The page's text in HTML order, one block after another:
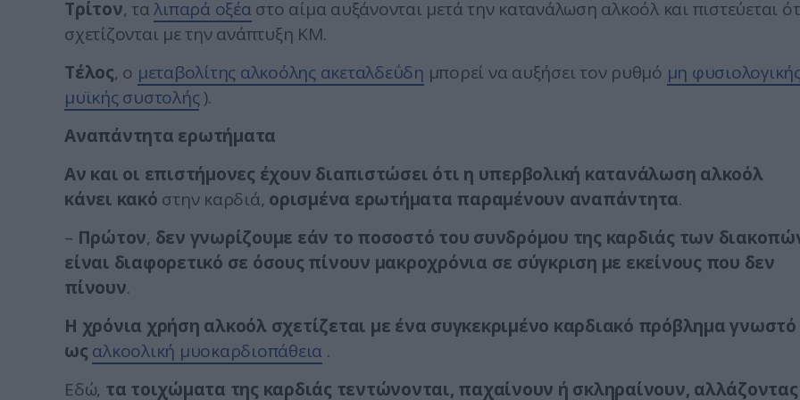
Τρίτον, ταλιπαρά οξέα στο αίμα αυξάνονται μετά την κατανάλωση αλκοόλ και πιστεύεται
σχετίζονται με την ανάπτυξη ΚΜ.
Τέλος, ο μεταβολίτης αλκοόλης ακεταλδεΰδη μπορεί να αυξήσει τον ρυθμό μη φυσιολογικής
μυϊκής συστολής ).
Αναπάντητα ερωτήματα
Αν και οι επιστήμονες έχουν διαπιστώσει ότι η υπερβολική κατανάλωση αλκοόλ
κάνει κακό στην καρδιά, ορισμένα ερωτήματα παραμένουν αναπάντητα.
– Πρώτον, δεν γνωρίζουμε εάν το ποσοστό του συνδρόμου της καρδιάς των
είναι διαφορετικό σε όσους πίνουν μακροχρόνια σε σύγκριση με εκείνους που δεν
πίνουν.
Η χρόνια χρήση αλκοόλ σχετίζεται με ένα συγκεκριμένο καρδιακό πρόβλημα γνωστό
ως αλκοολική μυοκαρδιοπάθεια .
Εδώ, τα τοιχώματα της καρδιάς τεντώνονται, παχαίνουν ή σκληραίνουν, αλλάζοντας